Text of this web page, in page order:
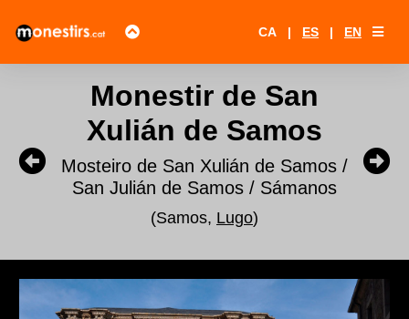
CA | ES | EN
Monestir de San
Xulián de Samos
Mosteiro de San Xulián de Samos /
San Julián de Samos / Sámanos
(Samos, Lugo)